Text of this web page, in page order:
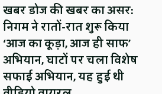
खबर डोज की खबर का असर:
निगम ने रातों-रात शुरू किया
‘आज का कूड़ा, आज ही साफ’
अभियान, घाटों पर चला विशेष
सफाई अभियान, यह हुई थी